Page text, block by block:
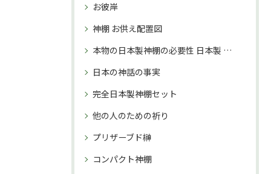
お彼岸
神棚 お供え配置図
本物の日本製神棚の必要性 日本製 神棚 購入理由
日本の神話の事実
完全日本製神棚セット
他の人のための祈り
プリザーブド榊
コンパクト神棚